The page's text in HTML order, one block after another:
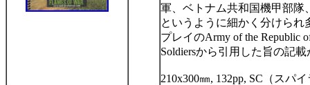
軍、ベトナム共和国機甲部隊
というように細かく分けら
プレイのArmy of the Republic
Soldiersから引用した旨の記載
210x300㎜, 132pp, SC （スパ